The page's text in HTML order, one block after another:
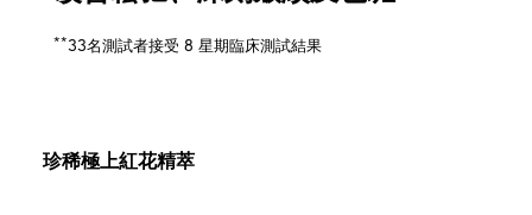
**33名測試者接受 8 星期臨床測試結果
珍稀極上紅花精萃